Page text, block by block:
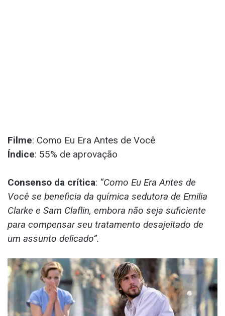
Filme: Como Eu Era Antes de Você
Índice: 55% de aprovação
Consenso da crítica: “Como Eu Era Antes de
Você se beneficia da química sedutora de Emilia
Clarke e Sam Claflin, embora não seja suficiente
para compensar seu tratamento desajeitado de
um assunto delicado”.